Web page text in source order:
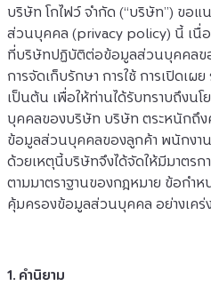
บริษัท โกไฟว์ จำกัด (“บริษัท”) ขอแ
ส่วนบุคคล (privacy policy) นี้ เนื่อ
ที่บริษัทปฏิบัติต่อข้อมูลส่วนบุคคลข
การจัดเก็บรักษา การใช้ การเปิดเ
เป็นต้น เพื่อให้ท่านได้รับทราบถึงน
บุคคลของบริษัท บริษัท ตระหนักถึ
ข้อมูลส่วนบุคคลของลูกค้า พนักงา
ด้วยเหตุนี้บริษัทจึงได้จัดให้มีมาตรก
ตามมาตราฐานของกฎหมาย ข้อกำห
คุ้มครองข้อมูลส่วนบุคคล อย่างเคร่
1. คำนิยาม